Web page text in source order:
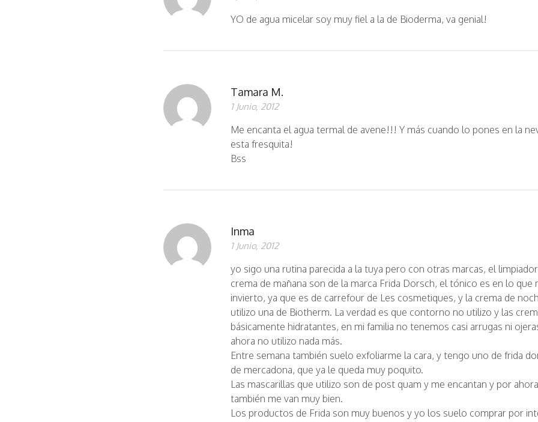
YO de agua micelar soy muy fiel a la de Bioderma, va genial!
Tamara M.
1 Junio, 2012
Me encanta el agua termal de avene!!! Y más cuando lo pones en la
esta fresquita!
Bss
Inma
1 Junio, 2012
yo sigo una rutina parecida a la tuya pero con otras marcas, el
crema de mañana son de la marca Frida Dorsch, el tónico es en lo que
invierto, ya que es de carrefour de Les cosmetiques, y la crema de
utilizo una de Biotherm. La verdad es que contorno no utilizo y las
básicamente hidratantes, en mi familia no tenemos casi arrugas ni
ahora no utilizo nada más.
Entre semana también suelo exfoliarme la cara, y tengo uno de frida
de mercadona, que ya le queda muy poquito.
Las mascarillas que utilizo son de post quam y me encantan y por ahora
también me van muy bien.
Los productos de Frida son muy buenos y yo los suelo comprar por